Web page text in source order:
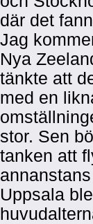
där det
Jag
Nya
tänkte att
med en
stor. Sen
tanken att
Uppsala